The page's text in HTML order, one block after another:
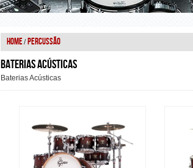
Home /Percussão
Baterias Acústicas
Baterias Acústicas